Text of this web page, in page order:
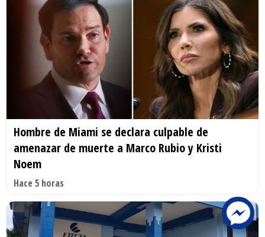
Hombre de Miami se declara culpable de
amenazar de muerte a Marco Rubio y Kristi
Noem
Hace 5 horas